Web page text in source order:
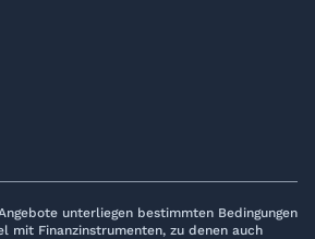
unterliegen bestimmten Bedingungen
mit Finanzinstrumenten, zu denen auch